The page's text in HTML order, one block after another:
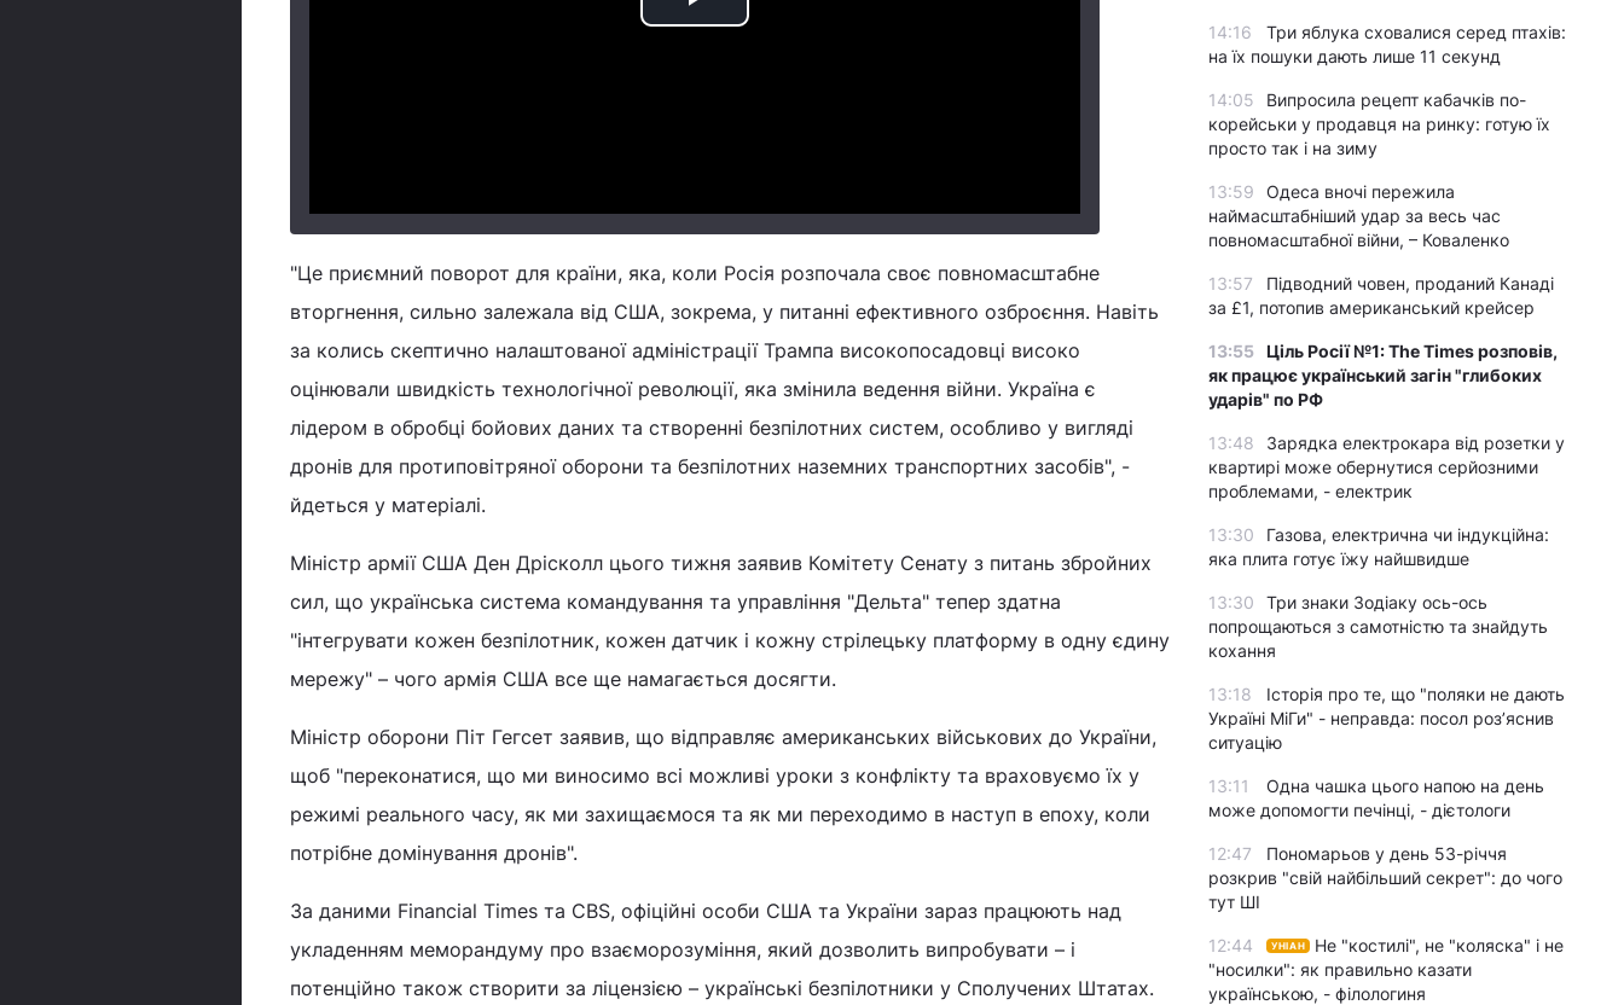
Play
"Це приємний поворот для країни, яка, коли Росія розпочала своє повномасштабне
вторгнення, сильно залежала від США, зокрема, у питанні ефективного озброєння. Навіть
за колись скептично налаштованої адміністрації Трампа високопосадовці високо
оцінювали швидкість технологічної революції, яка змінила ведення війни. Україна є
лідером в обробці бойових даних та створенні безпілотних систем, особливо у вигляді
дронів для протиповітряної оборони та безпілотних наземних транспортних засобів", -
йдеться у матеріалі.
Міністр армії США Ден Дрісколл цього тижня заявив Комітету Сенату з питань збройних
сил, що українська система командування та управління "Дельта" тепер здатна
"інтегрувати кожен безпілотник, кожен датчик і кожну стрілецьку платформу в одну єдину
мережу" – чого армія США все ще намагається досягти.
Міністр оборони Піт Гегсет заявив, що відправляє американських військових до України,
щоб "переконатися, що ми виносимо всі можливі уроки з конфлікту та враховуємо їх у
режимі реального часу, як ми захищаємося та як ми переходимо в наступ в епоху, коли
потрібне домінування дронів".
За даними Financial Times та CBS, офіційні особи США та України зараз працюють над
укладенням меморандуму про взаєморозуміння, який дозволить випробувати – і
потенційно також створити за ліцензією – українські безпілотники у Сполучених Штатах.
14:16
Три яблука сховалися серед птахів:
на їх пошуки дають лише 11 секунд
14:05
Випросила рецепт кабачків по-
корейськи у продавця на ринку: готую їх
просто так і на зиму
13:59
Одеса вночі пережила
наймасштабніший удар за весь час
повномасштабної війни, – Коваленко
13:57
Підводний човен, проданий Канаді
за £1, потопив американський крейсер
13:55 Ціль Росії №1: The Times розповів,
як працює український загін "глибоких
ударів" по РФ
13:48
Зарядка електрокара від розетки у
квартирі може обернутися серйозними
проблемами, - електрик
13:30
Газова, електрична чи індукційна:
яка плита готує їжу найшвидше
13:30
Три знаки Зодіаку ось-ось
попрощаються з самотністю та знайдуть
кохання
13:18
Історія про те, що "поляки не дають
Україні МіГи" - неправда: посол роз’яснив
ситуацію
13:11
Одна чашка цього напою на день
може допомогти печінці, - дієтологи
12:47
Пономарьов у день 53-річчя
розкрив "свій найбільший секрет": до чого
тут ШІ
12:44 УНІАН
Не "костилі", не "коляска" і не
"носилки": як правильно казати
українською, - філологиня